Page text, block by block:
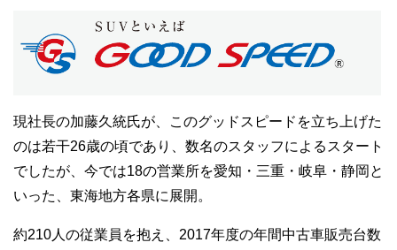
現社長の加藤久統氏が、このグッドスピードを立ち上げた
のは若干26歳の頃であり、数名のスタッフによるスタート
でしたが、今では18の営業所を愛知・三重・岐阜・静岡と
いった、東海地方各県に展開。
約210人の従業員を抱え、2017年度の年間中古車販売台数